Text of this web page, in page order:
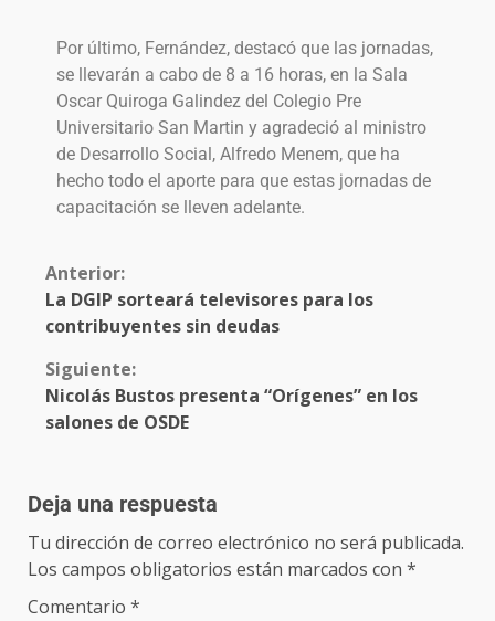
Por último, Fernández, destacó que las jornadas,
se llevarán a cabo de 8 a 16 horas, en la Sala
Oscar Quiroga Galindez del Colegio Pre
Universitario San Martin y agradeció al ministro
de Desarrollo Social, Alfredo Menem, que ha
hecho todo el aporte para que estas jornadas de
capacitación se lleven adelante.
Anterior:
La DGIP sorteará televisores para los
contribuyentes sin deudas
Siguiente:
Nicolás Bustos presenta “Orígenes” en los
salones de OSDE
Deja una respuesta
Tu dirección de correo electrónico no será publicada.
Los campos obligatorios están marcados con *
Comentario *